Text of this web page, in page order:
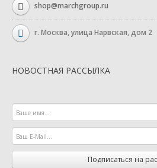
shop@marchgroup.ru
г. Москва, улица Нарвская, дом 2
НОВОСТНАЯ РАССЫЛКА
Подписаться на